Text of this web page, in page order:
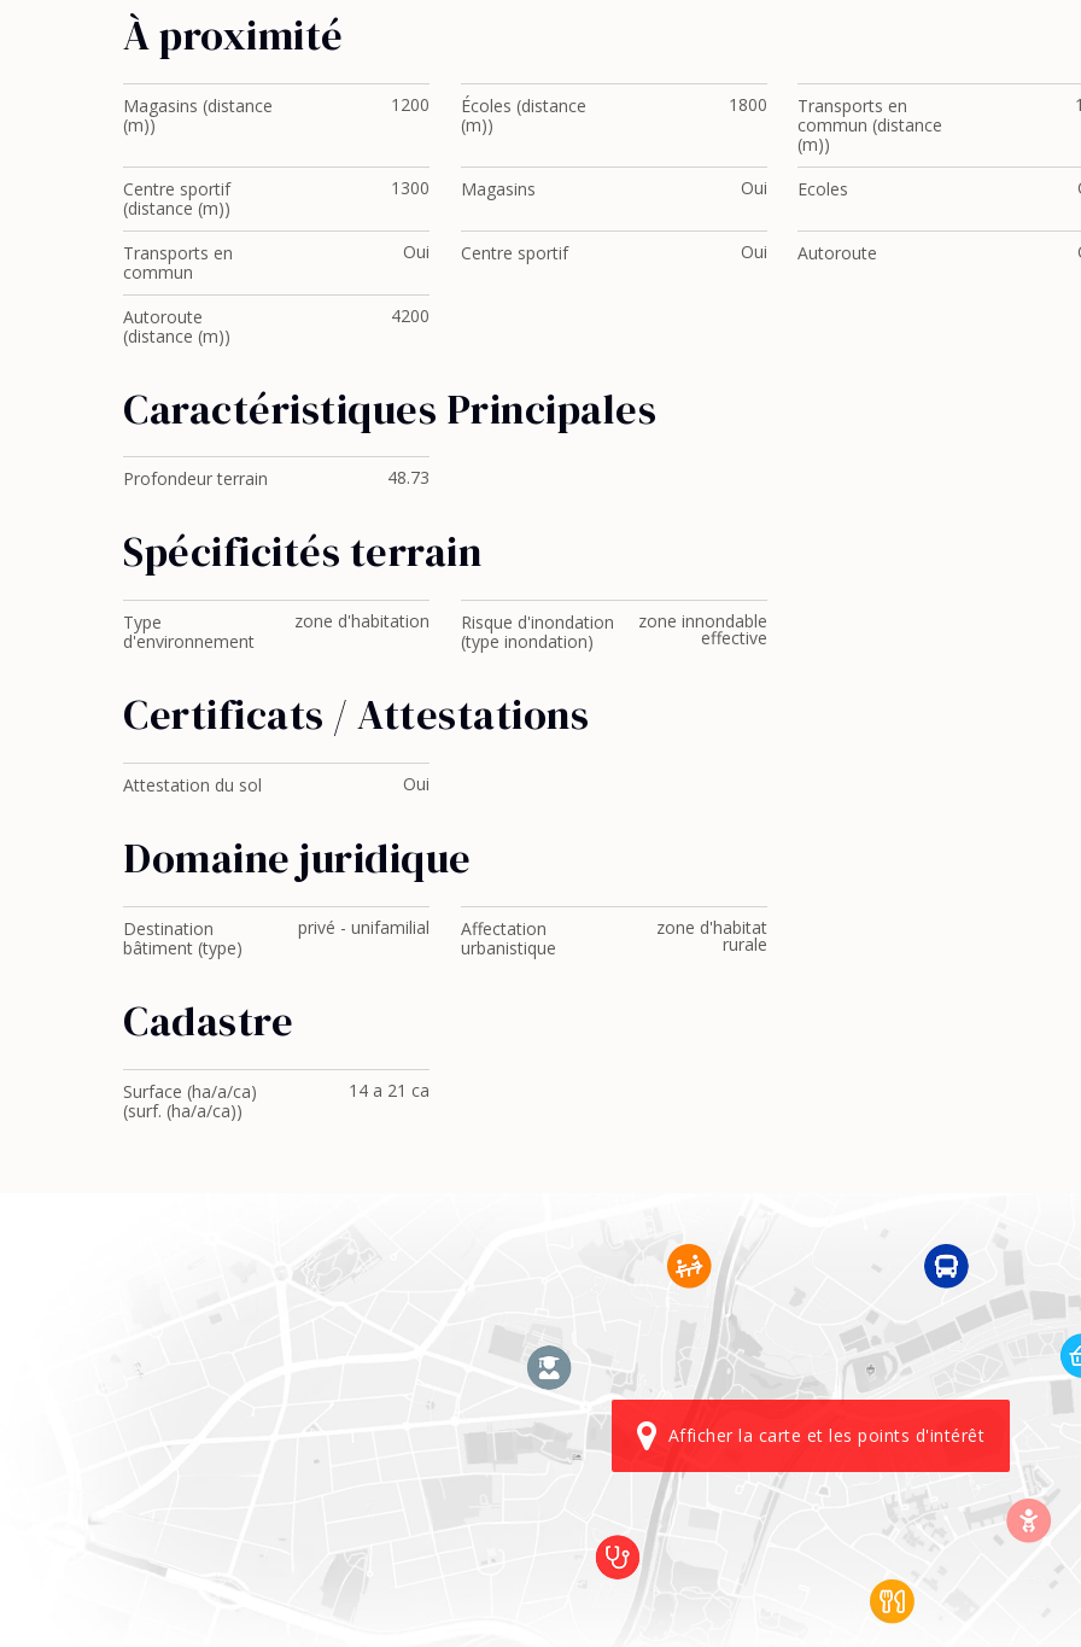
À proximité
Magasins (distance
(m))
1200
Écoles (distance
(m))
1800
Transports en
commun (distance
(m))
Centre sportif
(distance (m))
1300 Magasins Oui Ecoles
Transports en
commun
Oui Centre sportif Oui Autoroute
Autoroute
(distance (m))
4200
Caractéristiques Principales
Profondeur terrain 48.73
Spécificités terrain
Type
d'environnement
zone d'habitation
Risque d'inondation
(type inondation)
zone innondable
effective
Certificats / Attestations
Attestation du sol Oui
Domaine juridique
Destination
bâtiment (type)
privé - unifamilial
Affectation
urbanistique
zone d'habitat
rurale
Cadastre
Surface (ha/a/ca)
(surf. (ha/a/ca))
14 a 21 ca
Afficher la carte et les points d'intérêt